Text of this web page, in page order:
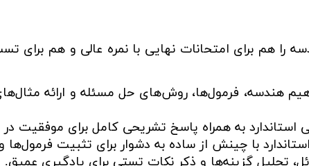
هم برای امتحانات نهایی با نمره عالی و هم برای
هندسه، فرمول‌ها، روش‌های حل مسئله و ارائه
استاندارد به همراه پاسخ تشریحی کامل برای موفقیت
با چینش از ساده به دشوار برای تثبیت
تحلیل گزینه‌ها و ذکر نکات تستی برای یادگیری عمیق.